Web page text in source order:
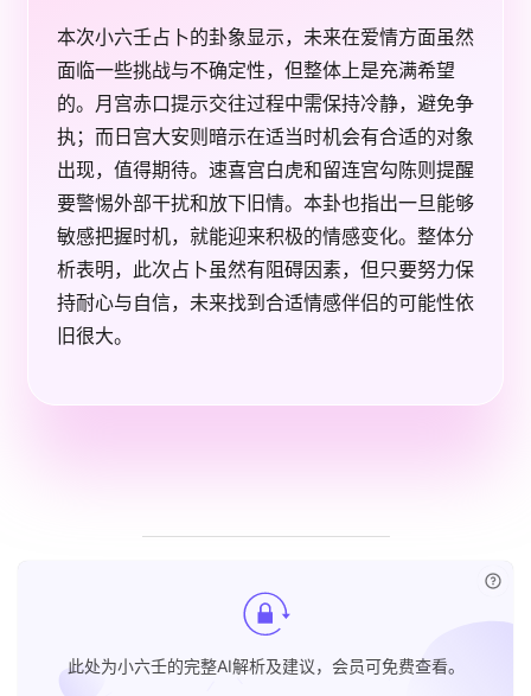
本次小六壬占卜的卦象显示，未来在爱情方面虽然
面临一些挑战与不确定性，但整体上是充满希望
的。月宫赤口提示交往过程中需保持冷静，避免争
执；而日宫大安则暗示在适当时机会有合适的对象
出现，值得期待。速喜宫白虎和留连宫勾陈则提醒
要警惕外部干扰和放下旧情。本卦也指出一旦能够
敏感把握时机，就能迎来积极的情感变化。整体分
析表明，此次占卜虽然有阻碍因素，但只要努力保
持耐心与自信，未来找到合适情感伴侣的可能性依
旧很大。
此处为小六壬的完整AI解析及建议，会员可免费查看。